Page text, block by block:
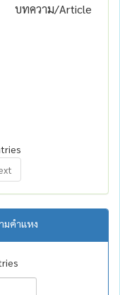
บทความ/Article
มคำแหง